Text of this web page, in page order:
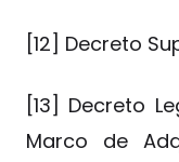
[12] Decreto
[13] Decreto
Marco de